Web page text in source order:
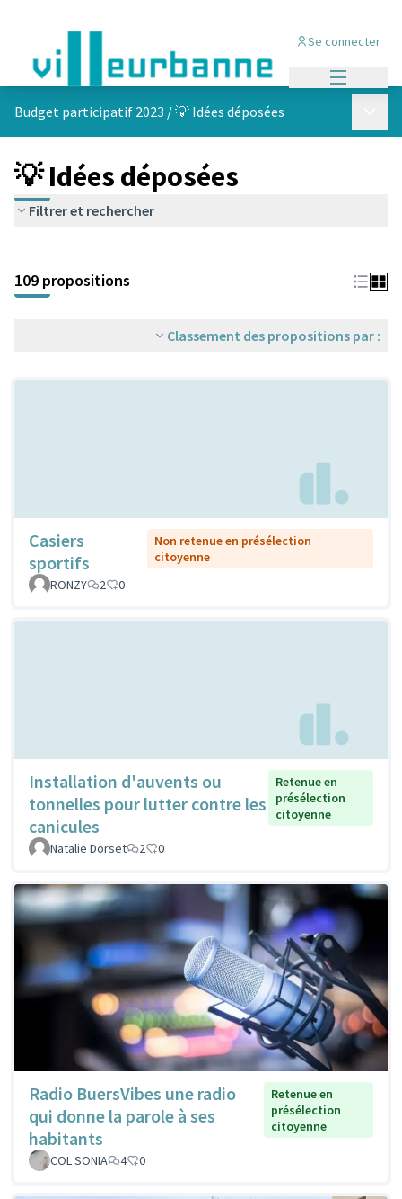
Se connecter
Budget participatif 2023 /💡 Idées déposées
💡 Idées déposées
Filtrer et rechercher
+
−
109 propositions
Classement des propositions par :
Casiers
sportifs
Non retenue en présélection
citoyenne
RONZY
2 0
Installation d'auvents ou
tonnelles pour lutter contre les
canicules
Retenue en
présélection
citoyenne
Natalie Dorset 2 0
Radio BuersVibes une radio
qui donne la parole à ses
habitants
Retenue en
présélection
citoyenne
COL SONIA 4 0